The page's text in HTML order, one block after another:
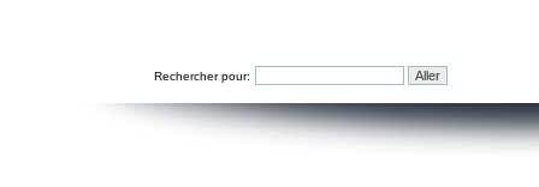
Rechercher pour: